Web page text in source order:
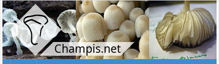
Champis.net